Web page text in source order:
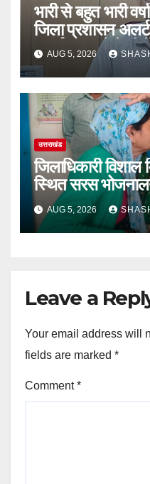
भारी से बहुत भारी
जिला प्रशासन
अलर्ट पर रहने के
AUG 5, 2026
उत्तराखंड
जिलाधिकारी
स्थित सरस
स्वयं सहायता समूह
उत्साह
AUG 5, 2026
Leave a
Your email address will
fields are marked *
Comment*